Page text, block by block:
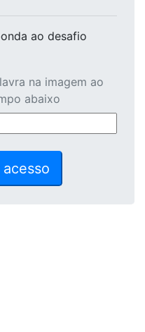
ao desafio
na imagem ao
abaixo